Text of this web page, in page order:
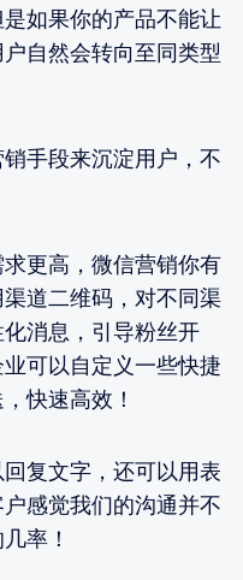
如果你的产品不能让
自然会转向至同类型
手段来沉淀用户，不
更高，微信营销你有
道二维码，对不同渠
消息，引导粉丝开
可以自定义一些快捷
快速高效！
复文字，还可以用表
感觉我们的沟通并不
率！